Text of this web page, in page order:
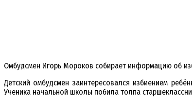
Омбудсмен Игорь Мороков собирает информацию об
Детский омбудсмен заинтересовался избиением
Ученика начальной школы побила толпа